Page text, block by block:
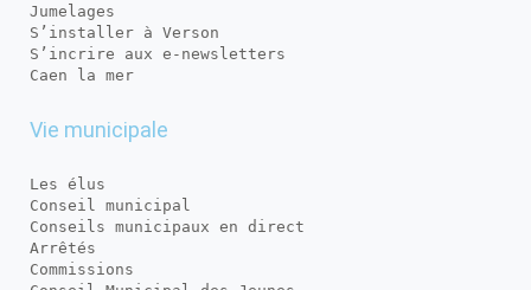
Jumelages
S’installer à Verson
S’incrire aux e-newsletters
Caen la mer
Vie municipale
Les élus
Conseil municipal
Conseils municipaux en direct
Arrêtés
Commissions